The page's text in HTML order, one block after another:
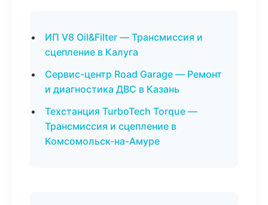
ИП V8 Oil&Filter — Трансмиссия и
сцепление в Калуга
Сервис-центр Road Garage — Ремонт
и диагностика ДВС в Казань
Техстанция TurboTech Torque —
Трансмиссия и сцепление в
Комсомольск-на-Амуре